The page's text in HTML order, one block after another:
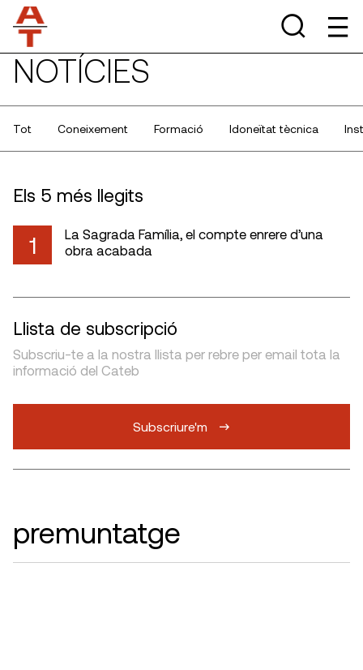
NOTÍCIES
Tot Coneixement Formació Idoneïtat tècnica
Els 5 més llegits
1
La Sagrada Família, el compte enrere d’una
obra acabada
Llista de subscripció
Subscriu-te a la nostra llista per rebre per email tota la
informació del Cateb
Subscriure'm
premuntatge